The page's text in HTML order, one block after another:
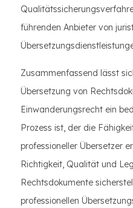
führenden Anbieter von
Zusammenfassend lässt
Übersetzung von
Einwanderungsrecht ein
Prozess ist, der die
professioneller Übersetzer
Richtigkeit, Qualität und
Rechtsdokumente
professionellen